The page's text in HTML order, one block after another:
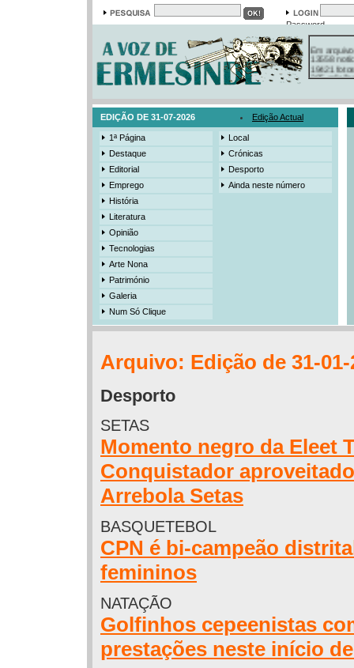
Password
Em arquivo
13558
19421
385
EDIÇÃO DE 31-07-2026 Edição Actual
1ª Página
Destaque
Editorial
Emprego
História
Literatura
Opinião
Tecnologias
Arte Nona
Património
Galeria
Num Só Clique
Local
Crónicas
Desporto
Ainda neste número
Arquivo: Edição de 31-01-
Desporto
SETAS
Momento negro da Eleet
Conquistador
Arrebola Setas
BASQUETEBOL
CPN é bi-campeão
femininos
NATAÇÃO
Golfinhos cepeenistas
prestações neste início